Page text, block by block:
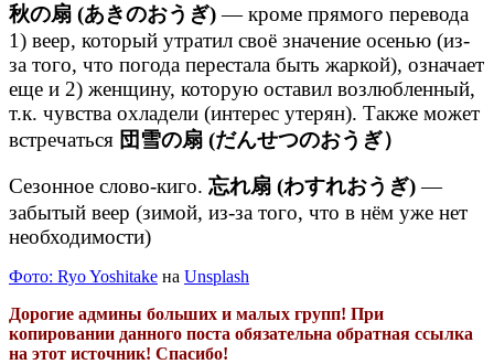
秋の扇 (あきのおうぎ)— кроме прямого перевода
1) веер, который утратил своё значение осенью (из-
за того, что погода перестала быть жаркой), означает
еще и 2) женщину, которую оставил возлюбленный,
т.к. чувства охладели (интерес утерян). Также может
встречаться 団雪の扇 (だんせつのおうぎ）
Сезонное слово-киго. 忘れ扇 (わすれおうぎ)—
забытый веер (зимой, из-за того, что в нём уже нет
необходимости)
Фото: Ryo Yoshitake на Unsplash
Дорогие админы больших и малых групп! При
копировании данного поста обязательна обратная ссылка
на этот источник! Спасибо!